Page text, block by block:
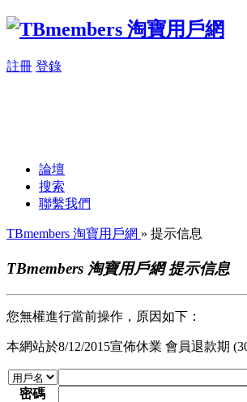
註冊 登錄
論壇
搜索
聯繫我們
TBmembers 淘寶用戶網 » 提示信息
TBmembers 淘寶用戶網 提示信息
您無權進行當前操作，原因如下：
本網站於8/12/2015宣佈休業 會員退款期
密碼